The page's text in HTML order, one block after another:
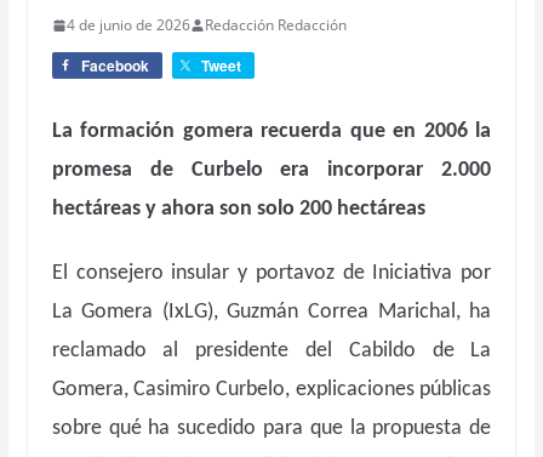
4 de junio de 2026 Redacción Redacción
Facebook Tweet
La formación gomera recuerda que en 2006 la
promesa de Curbelo era incorporar 2.000
hectáreas y ahora son solo 200 hectáreas
El consejero insular y portavoz de Iniciativa por
La Gomera (IxLG), Guzmán Correa Marichal, ha
reclamado al presidente del Cabildo de La
Gomera, Casimiro Curbelo, explicaciones públicas
sobre qué ha sucedido para que la propuesta de